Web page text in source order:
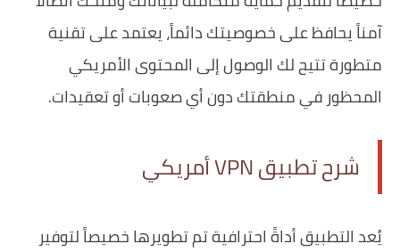
آمناً يحافظ على خصوصيتك دائماً، يعتمد على تقنية
متطورة تتيح لك الوصول إلى المحتوى الأمريكي
المحظور في منطقتك دون أي صعوبات أو تعقيدات.
شرح تطبيق VPN أمريكي
يُعد التطبيق أداةً احترافية تم تطويرها خصيصاً لتوفير